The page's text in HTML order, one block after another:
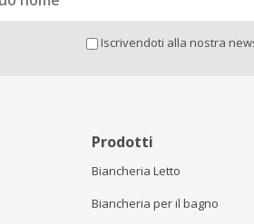
Iscrivendoti alla nostra
Prodotti
Biancheria Letto
Biancheria per il bagno